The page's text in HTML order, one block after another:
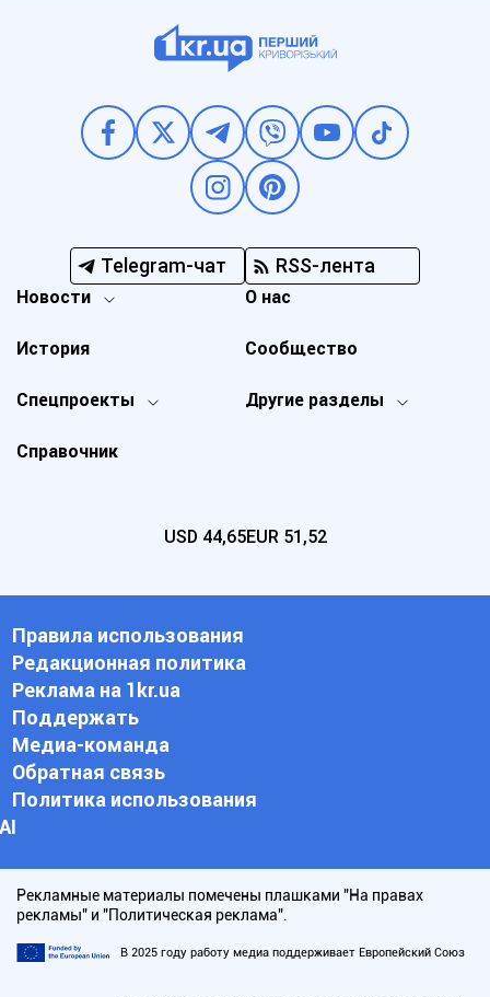
Telegram-чат RSS-лента
Новости
Спецпроекты Другие разделы
История
О нас
Справочник
Сообщество
USD 44,65EUR 51,52
Правила использования
Редакционная политика
Реклама на 1kr.ua
Поддержать
Медиа-команда
Обратная связь
Политика использования
АI
Рекламные материалы помечены плашками "На правах
рекламы" и "Политическая реклама".
В 2025 году работу медиа поддерживает Европейский Союз